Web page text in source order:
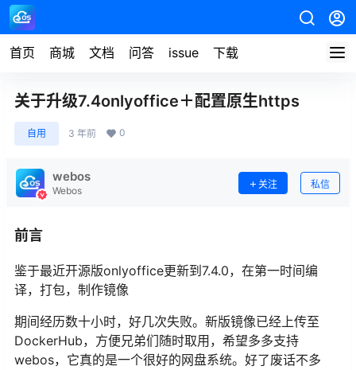
首页 商城 文档 问答 issue 下载
关于升级7.4onlyoffice＋配置原生https
自用 3 年前 0
webos
Webos
关注 私信
前言
鉴于最近开源版onlyoffice更新到7.4.0，在第一时间编
译，打包，制作镜像
期间经历数十小时，好几次失败。新版镜像已经上传至
DockerHub，方便兄弟们随时取用，希望多多支持
webos，它真的是一个很好的网盘系统。好了废话不多